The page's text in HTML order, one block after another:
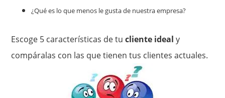
¿Qué es lo que menos le gusta de nuestra empresa?
Escoge 5 características de tucliente ideal y
compáralas con las que tienen tus clientes actuales.